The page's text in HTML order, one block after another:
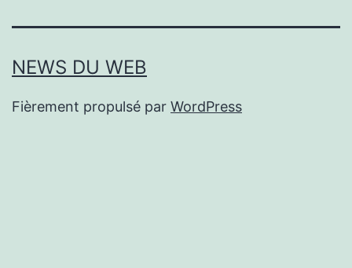
NEWS DU WEB
Fièrement propulsé par WordPress